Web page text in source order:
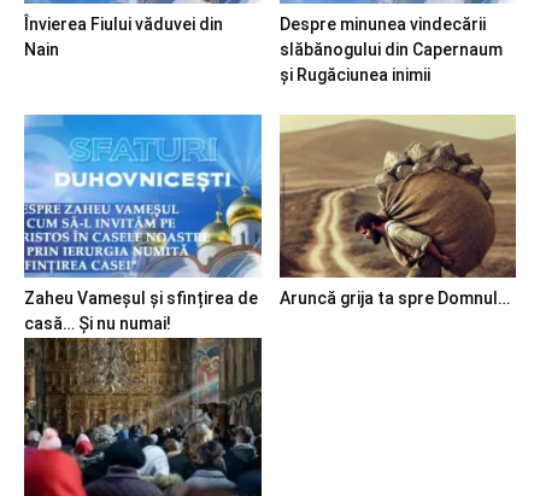
Învierea Fiului văduvei din
Nain
Despre minunea vindecării
slăbănogului din Capernaum
și Rugăciunea inimii
Zaheu Vameșul și sfințirea de
casă… Și nu numai!
Aruncă grija ta spre Domnul…